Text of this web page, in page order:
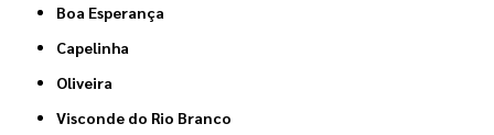
Boa Esperança
Capelinha
Oliveira
Visconde do Rio Branco